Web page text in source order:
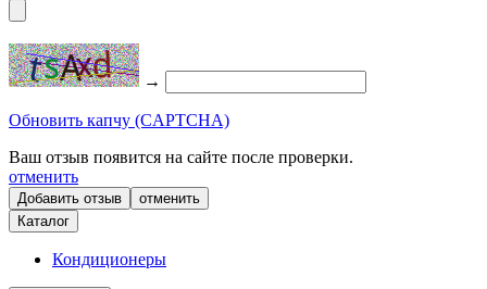
→
Обновить капчу (CAPTCHA)
Ваш отзыв появится на сайте после проверки.
отменить
отменить
Каталог
Кондиционеры